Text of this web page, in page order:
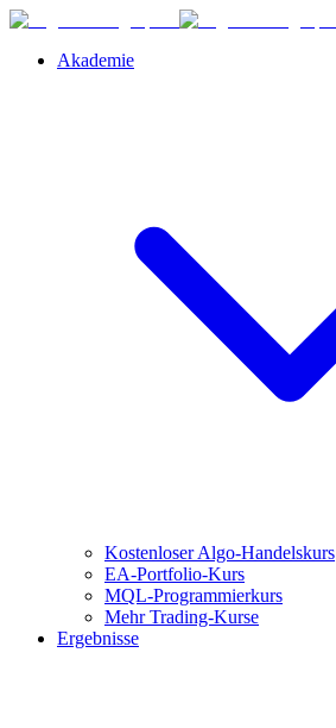
Akademie
Kostenloser Algo-Handelskurs
EA-Portfolio-Kurs
MQL-Programmierkurs
Mehr Trading-Kurse
Ergebnisse